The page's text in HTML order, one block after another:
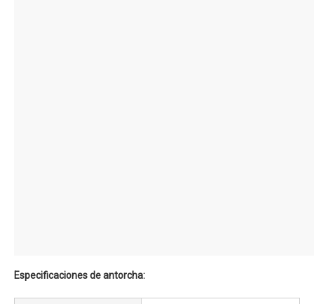
Especificaciones de antorcha: